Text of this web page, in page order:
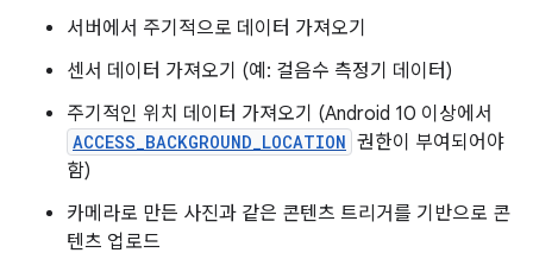
서버에서 주기적으로 데이터 가져오기
센서 데이터 가져오기 (예: 걸음수 측정기 데이터)
주기적인 위치 데이터 가져오기 (Android 10 이상에서
ACCESS_BACKGROUND_LOCATION 권한이 부여되어야
함)
카메라로 만든 사진과 같은 콘텐츠 트리거를 기반으로 콘
텐츠 업로드